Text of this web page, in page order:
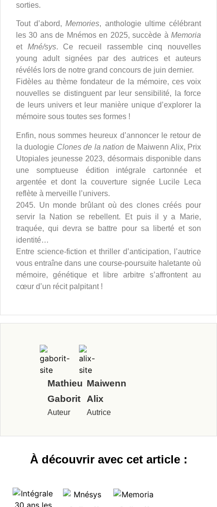
sorties.
Tout d’abord,Memories, anthologie ultime célébrant
les 30 ans de Mnémos en 2025, succède à Memoria
et Mné/sys. Ce recueil rassemble cinq nouvelles
young adult signées par des autrices et auteurs
révélés lors de notre grand concours de juin dernier.
Fidèles au thème fondateur de la mémoire, ces voix
nouvelles se distinguent par leur sensibilité, la force
de leurs univers et leur manière unique d’explorer la
mémoire sous toutes ses formes !
Enfin, nous sommes heureux d’annoncer le retour de
la duologie Clones de la nation de Maiwenn Alix, Prix
Utopiales jeunesse 2023, désormais disponible dans
une somptueuse édition intégrale cartonnée et
argentée et dont la couverture signée Lucile Leca
reflète à merveille l’univers.
2045. Un monde brûlant où des clones créés pour
servir la Nation se rebellent. Et puis il y a Marie,
traquée, qui devra se battre pour sa liberté et son
identité…
Entre science-fiction et thriller d’anticipation, l’autrice
vous entraîne dans une course-poursuite haletante où
mémoire, génétique et libre arbitre s’affrontent au
cœur d’un récit palpitant !
Mathieu
Gaborit
Auteur
Maiwenn
Alix
Autrice
À découvrir avec cet article :